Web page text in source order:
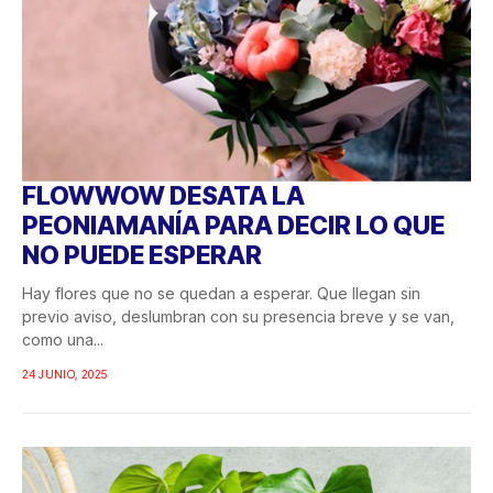
FLOWWOW DESATA LA
PEONIAMANÍA PARA DECIR LO QUE
NO PUEDE ESPERAR
Hay flores que no se quedan a esperar. Que llegan sin
previo aviso, deslumbran con su presencia breve y se van,
como una...
24 JUNIO, 2025